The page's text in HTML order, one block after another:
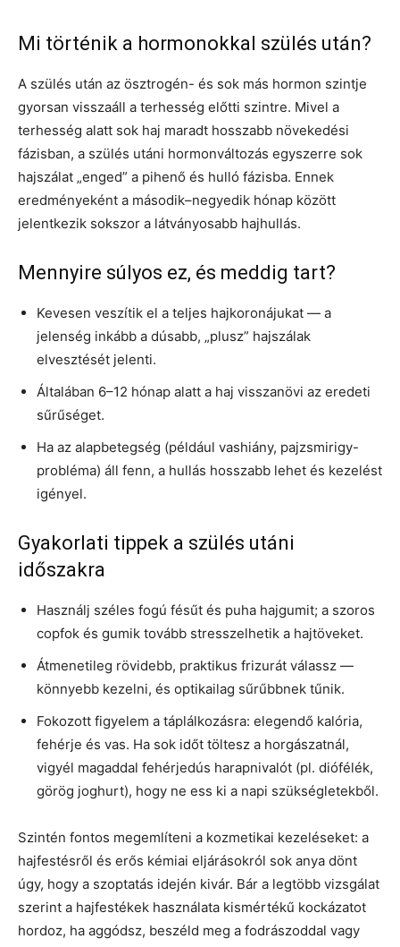
Mi történik a hormonokkal szülés után?
A szülés után az ösztrogén- és sok más hormon szintje
gyorsan visszaáll a terhesség előtti szintre. Mivel a
terhesség alatt sok haj maradt hosszabb növekedési
fázisban, a szülés utáni hormonváltozás egyszerre sok
hajszálat „enged” a pihenő és hulló fázisba. Ennek
eredményeként a második–negyedik hónap között
jelentkezik sokszor a látványosabb hajhullás.
Mennyire súlyos ez, és meddig tart?
Kevesen veszítik el a teljes hajkoronájukat — a
jelenség inkább a dúsabb, „plusz” hajszálak
elvesztését jelenti.
Általában 6–12 hónap alatt a haj visszanövi az eredeti
sűrűséget.
Ha az alapbetegség (például vashiány, pajzsmirigy-
probléma) áll fenn, a hullás hosszabb lehet és kezelést
igényel.
Gyakorlati tippek a szülés utáni
időszakra
Használj széles fogú fésűt és puha hajgumit; a szoros
copfok és gumik tovább stresszelhetik a hajtöveket.
Átmenetileg rövidebb, praktikus frizurát válassz —
könnyebb kezelni, és optikailag sűrűbbnek tűnik.
Fokozott figyelem a táplálkozásra: elegendő kalória,
fehérje és vas. Ha sok időt töltesz a horgászatnál,
vigyél magaddal fehérjedús harapnivalót (pl. diófélék,
görög joghurt), hogy ne ess ki a napi szükségletekből.
Szintén fontos megemlíteni a kozmetikai kezeléseket: a
hajfestésről és erős kémiai eljárásokról sok anya dönt
úgy, hogy a szoptatás idején kivár. Bár a legtöbb vizsgálat
szerint a hajfestékek használata kismértékű kockázatot
hordoz, ha aggódsz, beszéld meg a fodrászoddal vagy